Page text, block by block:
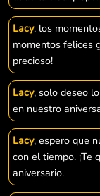
Lacy, los
momentos felices
precioso!
Lacy, solo deseo
en nuestro
Lacy, espero que
con el tiempo. ¡Te
aniversario.